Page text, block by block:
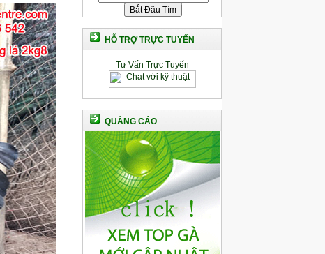
HỖ TRỢ TRỰC TUYẾN
Tư Vấn Trực Tuyến
QUẢNG CÁO